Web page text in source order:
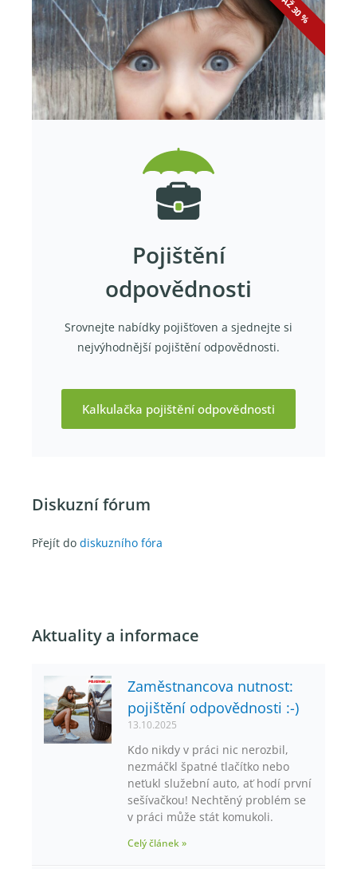
Pojištění
odpovědnosti
Srovnejte nabídky pojišťoven a sjednejte si
nejvýhodnější pojištění odpovědnosti.
Kalkulačka pojištění odpovědnosti
Diskuzní fórum
Přejít do diskuzního fóra
Aktuality a informace
Zaměstnancova nutnost:
pojištění odpovědnosti :-)
13.10.2025
Kdo nikdy v práci nic nerozbil,
nezmáčkl špatné tlačítko nebo
neťukl služební auto, ať hodí první
sešívačkou! Nechtěný problém se
v práci může stát komukoli.
Celý článek »